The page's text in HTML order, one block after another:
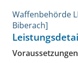
Waffenbehörde
Biberach]
Voraussetzungen